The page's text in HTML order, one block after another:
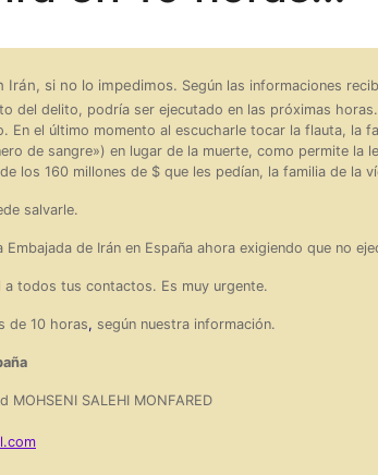
Irán, si no lo impedimos. Según las informaciones
del delito, podría ser ejecutado en las próximas
En el último momento al escucharle tocar la flauta, la
de sangre») en lugar de la muerte, como permite la
los 160 millones de $ que les pedían, la familia de la
salvarle.
Embajada de Irán en España ahora exigiendo que no
a todos tus contactos. Es muy urgente.
de 10 horas, según nuestra información.
MOHSENI SALEHI MONFARED